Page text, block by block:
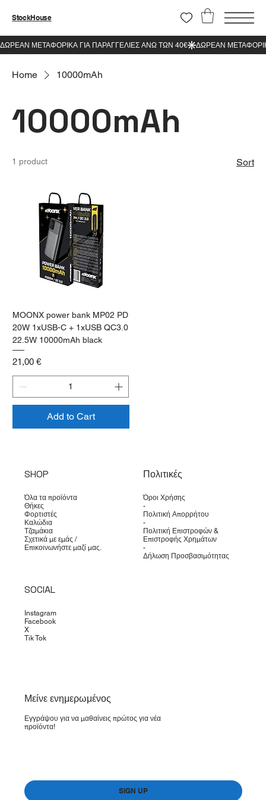
StockHouse
Home 10000mAh
10000mAh
1 product Sort
MOONX power bank MP02 PD
20W 1xUSB-C + 1xUSB QC3.0
22.5W 10000mAh black
Price
21,00 €
Add to Cart
SHOP
Όλα τα προϊόντα
Θήκες
Φορτιστές
Καλώδια
Τζαμάκια
Σχετικά με εμάς /
Επικοινωνήστε μαζί μας.
Πολιτικές
Όροι Χρήσης
-
Πολιτική Απορρήτου
-
Πολιτική Επιστροφών &
Επιστροφής Χρημάτων
-
Δήλωση Προσβασιμότητας
SOCIAL
Instagram
Facebook
X
Tik Tok
​Μείνε ενημερωμένος
Εγγράψου για να μαθαίνεις πρώτος για νέα
προϊόντα!
SIGN UP